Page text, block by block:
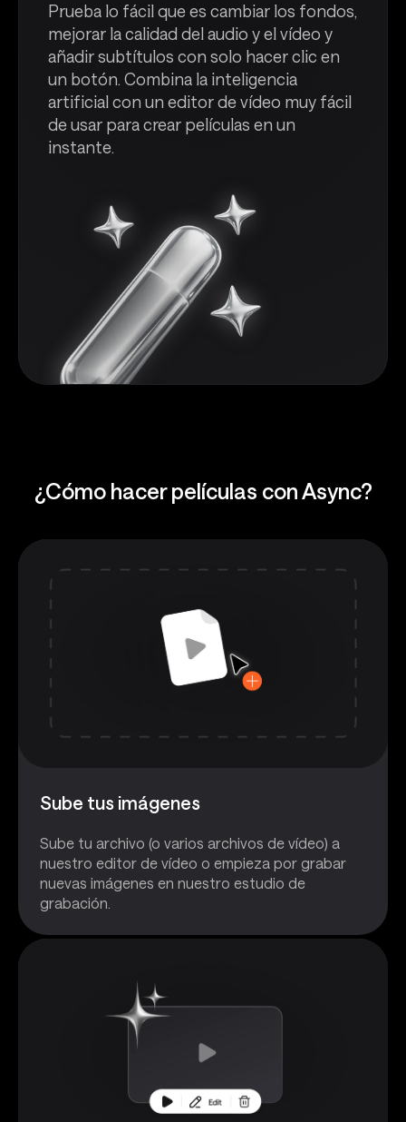
Prueba lo fácil que es cambiar los fondos,
mejorar la calidad del audio y el vídeo y
añadir subtítulos con solo hacer clic en
un botón. Combina la inteligencia
artificial con un editor de vídeo muy fácil
de usar para crear películas en un
instante.
¿Cómo hacer películas con Async?
Sube tus imágenes
Sube tu archivo (o varios archivos de vídeo) a
nuestro editor de vídeo o empieza por grabar
nuevas imágenes en nuestro estudio de
grabación.